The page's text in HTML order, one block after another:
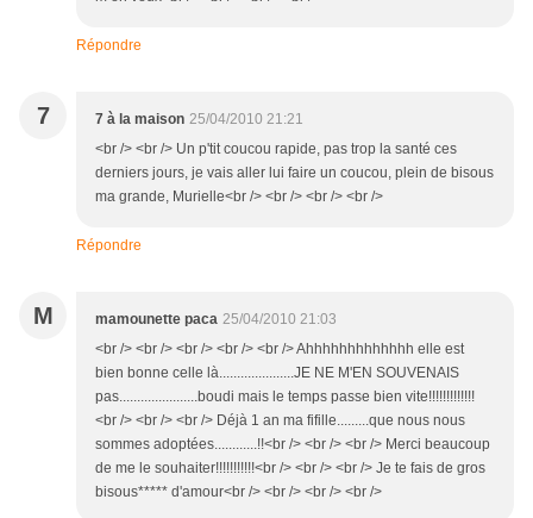
Répondre
7 7 à la maison 25/04/2010 21:21
<br /> <br /> Un p'tit coucou rapide, pas trop la santé ces
derniers jours, je vais aller lui faire un coucou, plein de bisous
ma grande, Murielle<br /> <br /> <br /> <br />
Répondre
M mamounette paca 25/04/2010 21:03
<br /> <br /> <br /> <br /> <br /> Ahhhhhhhhhhhhh elle est
bien bonne celle là.....................JE NE M'EN SOUVENAIS
pas......................boudi mais le temps passe bien vite!!!!!!!!!!!!!
<br /> <br /> <br /> Déjà 1 an ma fifille.........que nous nous
sommes adoptées............!!<br /> <br /> <br /> Merci beaucoup
de me le souhaiter!!!!!!!!!!!<br /> <br /> <br /> Je te fais de gros
bisous***** d'amour<br /> <br /> <br /> <br />